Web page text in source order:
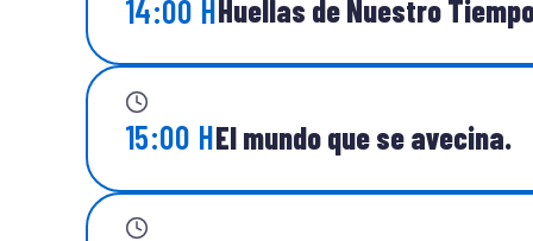
14:00 H Huellas de Nuestro
15:00 HEl mundo que se avecina.